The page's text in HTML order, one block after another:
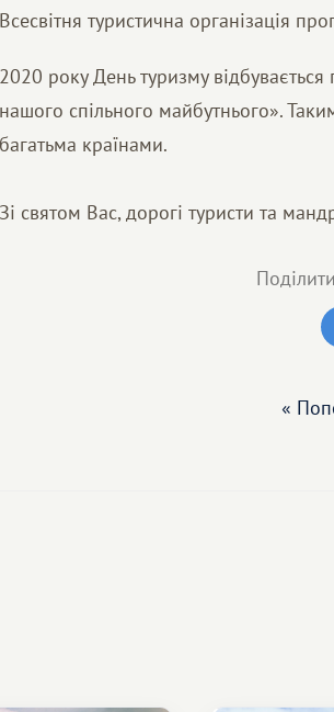
Всесвітня туристична організація
2020 року День туризму
нашого спільного майбутнього».
багатьма країнами.
Зі святом Вас, дорогі туристи та
«